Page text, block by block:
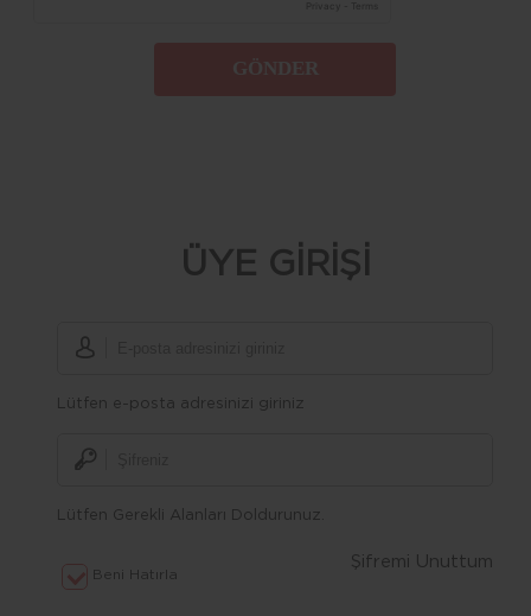
ÜYE GİRİŞİ
Lütfen e-posta adresinizi giriniz
Lütfen Gerekli Alanları Doldurunuz.
Beni Hatırla
Şifremi Unuttum